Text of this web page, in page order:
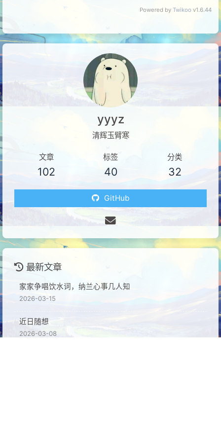
Powered by Twikoo v1.6.44
yyyz
清辉玉臂寒
文章
102
标签
40
分类
32
GitHub
最新文章
家家争唱饮水词，纳兰心事几人知
2026-03-15
近日随想
2026-03-08